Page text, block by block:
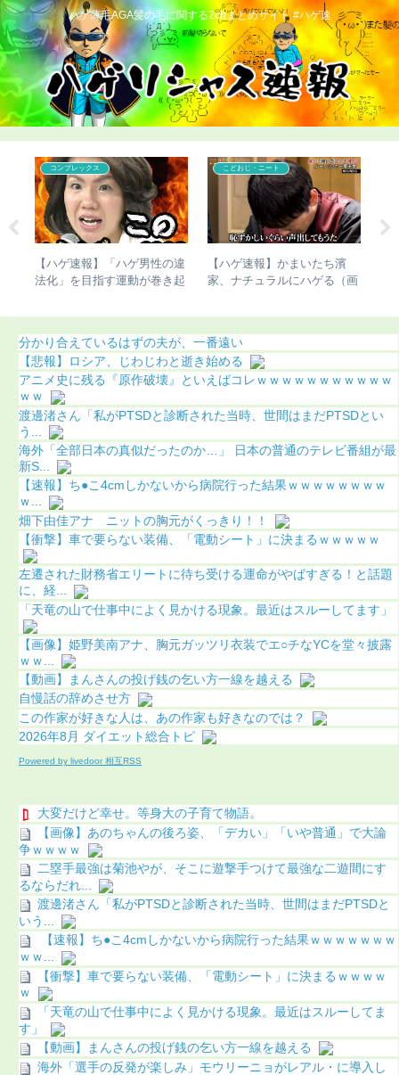
ハゲ薄毛AGA髪の毛に関する2chまとめサイト #ハゲ速
コンプレックス
【ハゲ速報】「ハゲ男性の違
法化」を目指す運動が巻き起
こどおじ・ニート
【ハゲ速報】かまいたち濱
家、ナチュラルにハゲる（画
分かり合えているはずの夫が、一番遠い
【悲報】ロシア、じわじわと逝き始める
アニメ史に残る『原作破壊』といえばコレｗｗｗｗｗｗｗｗｗｗｗ
ｗｗ
渡邊渚さん「私がPTSDと診断された当時、世間はまだPTSDとい
う...
海外「全部日本の真似だったのか…」 日本の普通のテレビ番組が最
新S...
【速報】ち●こ4cmしかないから病院行った結果ｗｗｗｗｗｗｗｗ
ｗ...
畑下由佳アナ ニットの胸元がくっきり！！
【衝撃】車で要らない装備、「電動シート」に決まるｗｗｗｗｗ
左遷された財務省エリートに待ち受ける運命がやばすぎる！と話題
に、経...
「天竜の山で仕事中によく見かける現象。最近はスルーしてます」
【画像】姫野美南アナ、胸元ガッツリ衣装でエ○チなYCを堂々披露
ｗｗ...
【動画】まんさんの投げ銭の乞い方一線を越える
自慢話の辞めさせ方
この作家が好きな人は、あの作家も好きなのでは？
2026年8月 ダイエット総合トピ
Powered by livedoor 相互RSS
大変だけど幸せ。等身大の子育て物語。
【画像】あのちゃんの後ろ姿、「デカい」「いや普通」で大論
争ｗｗｗｗ
二塁手最強は菊池やが、そこに遊撃手つけて最強な二遊間にす
るならだれ...
渡邊渚さん「私がPTSDと診断された当時、世間はまだPTSDと
いう...
【速報】ち●こ4cmしかないから病院行った結果ｗｗｗｗｗｗｗ
ｗｗ...
【衝撃】車で要らない装備、「電動シート」に決まるｗｗｗｗ
ｗ
「天竜の山で仕事中によく見かける現象。最近はスルーしてま
す」
【動画】まんさんの投げ銭の乞い方一線を越える
海外「選手の反発が楽しみ」モウリーニョがレアル・に導入し